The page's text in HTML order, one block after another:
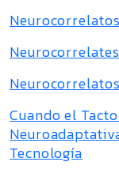
Cuando el
Tecnología